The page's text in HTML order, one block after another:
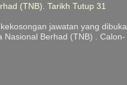
(TNB). Tarikh Tutup 31
jawatan yang dibuka
Nasional Berhad (TNB) . Calon-